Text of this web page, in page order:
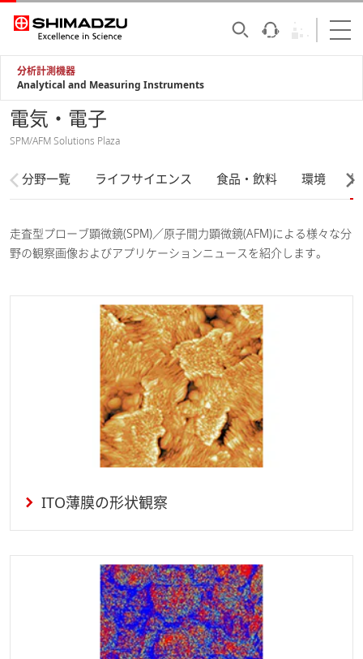
分析計測機器
Analytical and Measuring Instruments
電気・電子
SPM/AFM Solutions Plaza
分野一覧 ライフサイエンス 食品・飲料 環境
走査型プローブ顕微鏡(SPM)／原子間力顕微鏡(AFM)による様々な分
野の観察画像およびアプリケーションニュースを紹介します。
ITO薄膜の形状観察